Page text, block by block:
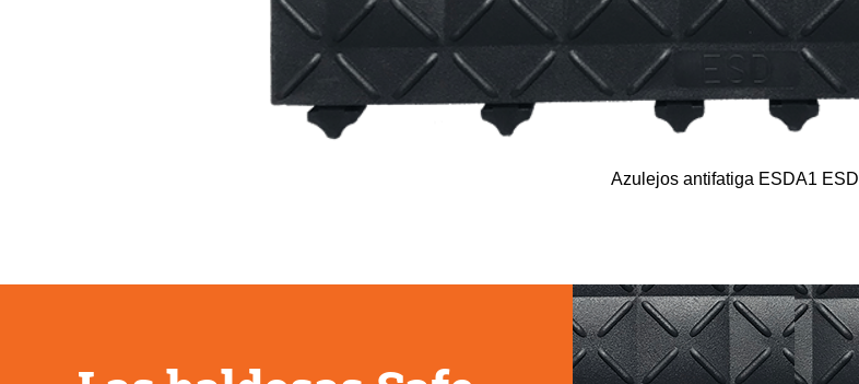
Vista rápida
Azulejos antifatiga ESDA1 ESD